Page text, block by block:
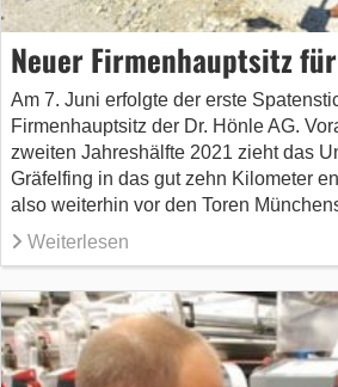
Neuer Firmenhauptsitz
Am 7. Juni erfolgte der erste
Firmenhauptsitz der Dr. Hönle AG.
zweiten Jahreshälfte 2021 zieht das
Gräfelfing in das gut zehn Kilometer
also weiterhin vor den Toren
Weiterlesen